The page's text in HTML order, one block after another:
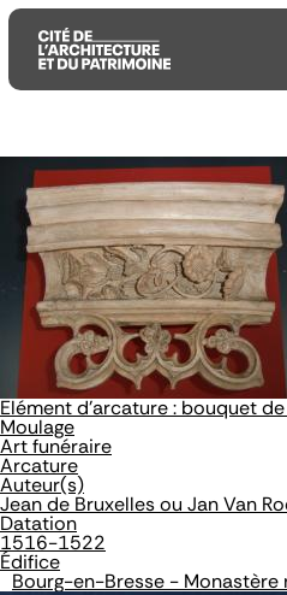
Aller
au
contenu
principal
Aller
au
menu
principal
Aller
recherche
Elément d'arcature : bouquet
Moulage
Art funéraire
Arcature
Auteur(s)
Jean de Bruxelles ou Jan Van
Datation
1516-1522
Édifice
Bourg-en-Bresse - Monastère